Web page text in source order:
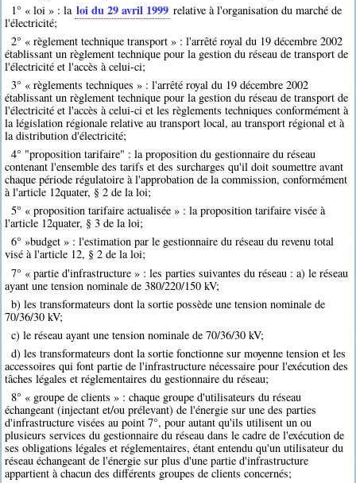
1° « loi » : la loi du 29 avril 1999 relative à l'organisation du marché de
l'électricité;
2° « règlement technique transport » : l'arrêté royal du 19 décembre 2002
établissant un règlement technique pour la gestion du réseau de transport de
l'électricité et l'accès à celui-ci;
3° « règlements techniques » : l'arrêté royal du 19 décembre 2002
établissant un règlement technique pour la gestion du réseau de transport de
l'électricité et l'accès à celui-ci et les règlements techniques conformément à
la législation régionale relative au transport local, au transport régional et à
la distribution d'électricité;
4° "proposition tarifaire" : la proposition du gestionnaire du réseau
contenant l'ensemble des tarifs et des surcharges qu'il doit soumettre avant
chaque période régulatoire à l'approbation de la commission, conformément
à l'article 12quater, § 2 de la loi;
5° « proposition tarifaire actualisée » : la proposition tarifaire visée à
l'article 12quater, § 3 de la loi;
6° »budget » : l'estimation par le gestionnaire du réseau du revenu total
visé à l'article 12, § 2 de la loi;
7° « partie d'infrastructure » : les parties suivantes du réseau : a) le réseau
ayant une tension nominale de 380/220/150 kV;
b) les transformateurs dont la sortie possède une tension nominale de
70/36/30 kV;
c) le réseau ayant une tension nominale de 70/36/30 kV;
d) les transformateurs dont la sortie fonctionne sur moyenne tension et les
accessoires qui font partie de l'infrastructure nécessaire pour l'exécution des
tâches légales et réglementaires du gestionnaire du réseau;
8° « groupe de clients » : chaque groupe d'utilisateurs du réseau
échangeant (injectant et/ou prélevant) de l'énergie sur une des parties
d'infrastructure visées au point 7°, pour autant qu'ils utilisent un ou
plusieurs services du gestionnaire du réseau dans le cadre de l'exécution de
ses obligations légales et réglementaires, étant entendu qu'un utilisateur du
réseau échangeant de l'énergie sur plus d'une partie d'infrastructure
appartient à chacun des différents groupes de clients concernés;